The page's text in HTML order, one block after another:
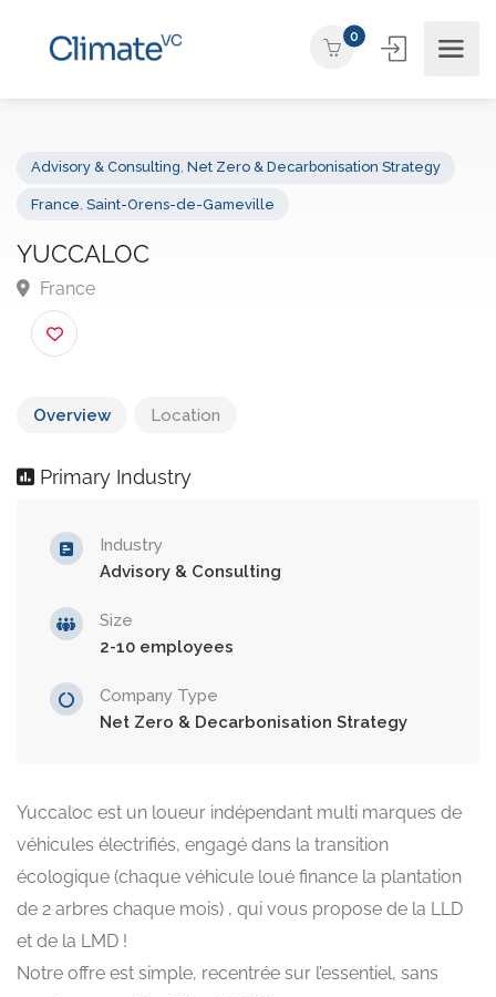
0
YUCCALOC
France
Overview Location
Primary Industry
Industry
Advisory & Consulting
Size
2-10 employees
Company Type
Net Zero & Decarbonisation Strategy
Yuccaloc est un loueur indépendant multi marques de
véhicules électrifiés, engagé dans la transition
écologique (chaque véhicule loué finance la plantation
de 2 arbres chaque mois) , qui vous propose de la LLD
et de la LMD !
Notre offre est simple, recentrée sur l’essentiel, sans